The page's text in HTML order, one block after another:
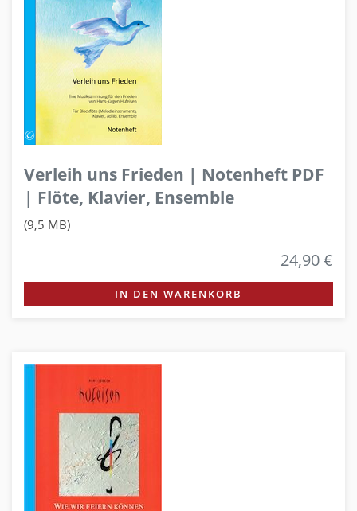
Verleih uns Frieden | Notenheft PDF
| Flöte, Klavier, Ensemble
(9,5 MB)
24,90 €
IN DEN WARENKORB